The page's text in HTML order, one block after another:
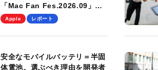
「Mac Fan Fes.2026.09」
を、9月26日（土）に開催しま
Apple レポート
安全なモバイルバッテリ＝半固
体電池。選ぶべき理由を開発者